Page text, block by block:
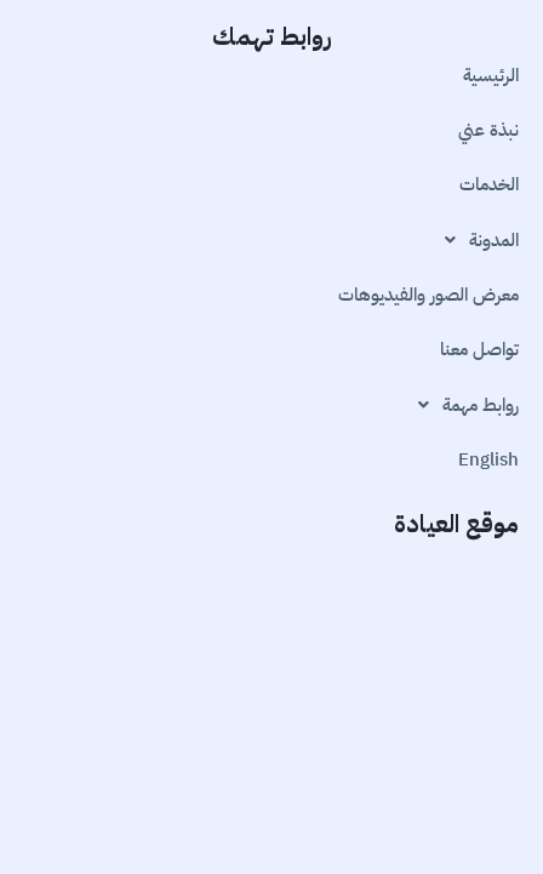
روابط تهمك
الرئيسية
نبذة عني
الخدمات
المدونة
معرض الصور والفيديوهات
تواصل معنا
روابط مهمة
English
موقع العيادة